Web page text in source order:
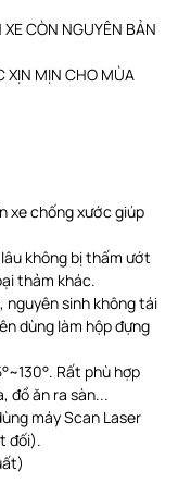
CÒN NGUYÊN BẢN
XỊN MỊN CHO MÙA
xe chống xước giúp
không bị thấm ướt
thảm khác.
nguyên sinh không tái
dùng làm hộp đựng
Rất phù hợp
đồ ăn ra sàn...
máy Scan Laser
đối).